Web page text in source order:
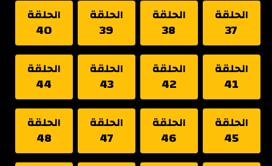
الحلقة
37
الحلقة
38
الحلقة
39
الحلقة
40
الحلقة
41
الحلقة
42
الحلقة
43
الحلقة
44
الحلقة
45
الحلقة
46
الحلقة
47
الحلقة
48